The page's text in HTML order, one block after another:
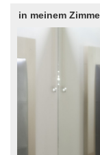
in meinem